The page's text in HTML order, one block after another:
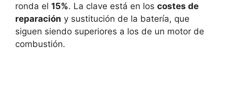
ronda el 15%. La clave está en los costes de
reparación y sustitución de la batería, que
siguen siendo superiores a los de un motor de
combustión.